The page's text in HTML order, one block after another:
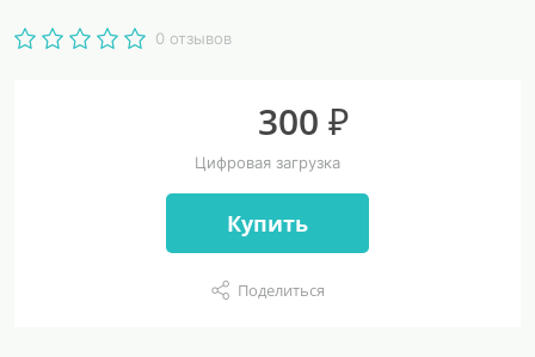
0 отзывов
300 ₽
Цифровая загрузка
Купить
Поделиться